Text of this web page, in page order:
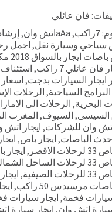
فان عائلي
7راكب , aAaاتش وان ,
سياحي وسيارة نقل, اجمل
ايجار بالسواق 2018 مكيفة 14 فرد
عائلي 7 راكب
,
ايجار السيارات بدجت,اسعار
السياحية, الرحلات
البحرية, الرحلات الى
السيسى, السيوف, المغرب
اتش وان للشركات,ايجار اتش
الباصات, ايجار باص, ايجار باص
الاقصر
, ايجار باص 33 لرحلات الجامعية
الشمالي
الصيفية
,
مرسيدس 50 راكب
,
فخمة, ايجار سيارات
اتش وان, ايجار سيارة